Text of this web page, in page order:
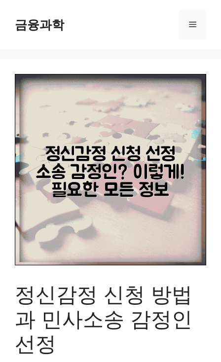
금융과학 메
정신감정 신청 방법
과 민사소송 감정인
선정